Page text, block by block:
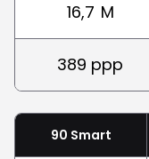
16,7 M
389 ppp
90 Smart